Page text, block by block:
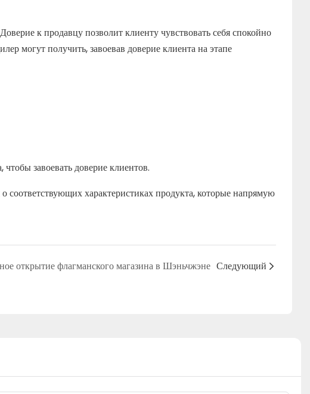
к продавцу позволит клиенту чувствовать себя спокойно
могут получить, завоевав доверие клиента на этапе
завоевать доверие клиентов.
характеристиках продукта, которые напрямую
открытие флагманского магазина в Шэньчжэне Следующий